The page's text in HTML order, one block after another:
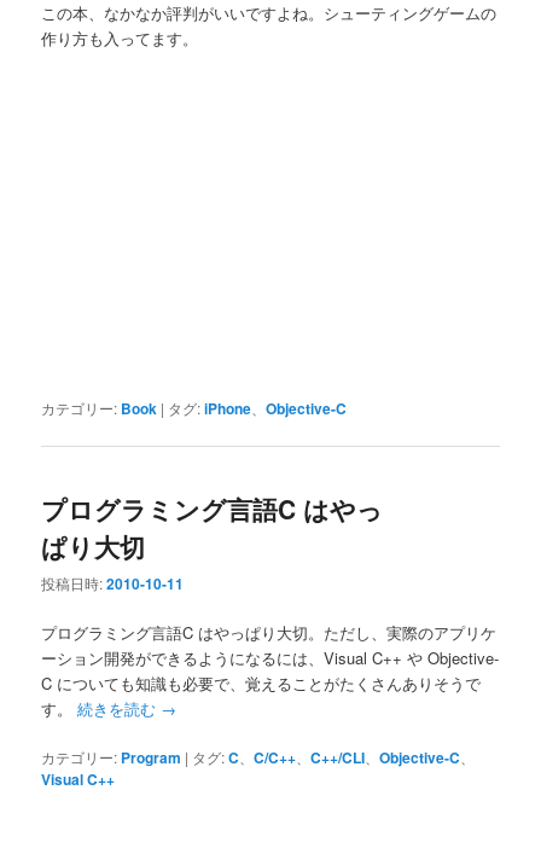
この本、なかなか評判がいいですよね。シューティングゲームの
作り方も入ってます。
カテゴリー: Book | タグ:iPhone、Objective-C
プログラミング言語C はやっ
ぱり大切
投稿日時:2010-10-11
プログラミング言語C はやっぱり大切。ただし、実際のアプリケ
ーション開発ができるようになるには、Visual C++ や Objective-
C についても知識も必要で、覚えることがたくさんありそうで
す。続きを読む →
カテゴリー: Program | タグ:C 、C/C++ 、C++/CLI 、Objective-C
Visual C++